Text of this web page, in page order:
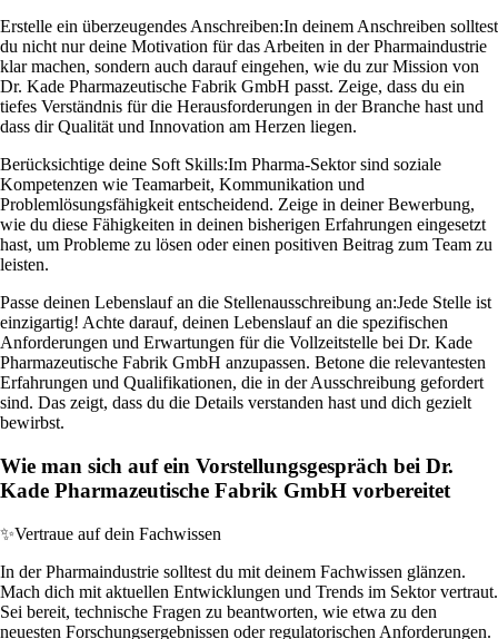
Erstelle ein überzeugendes Anschreiben:In deinem Anschreiben solltest
du nicht nur deine Motivation für das Arbeiten in der Pharmaindustrie
klar machen, sondern auch darauf eingehen, wie du zur Mission von
Dr. Kade Pharmazeutische Fabrik GmbH passt. Zeige, dass du ein
tiefes Verständnis für die Herausforderungen in der Branche hast und
dass dir Qualität und Innovation am Herzen liegen.
Berücksichtige deine Soft Skills:Im Pharma-Sektor sind soziale
Kompetenzen wie Teamarbeit, Kommunikation und
Problemlösungsfähigkeit entscheidend. Zeige in deiner Bewerbung,
wie du diese Fähigkeiten in deinen bisherigen Erfahrungen eingesetzt
hast, um Probleme zu lösen oder einen positiven Beitrag zum Team zu
leisten.
Passe deinen Lebenslauf an die Stellenausschreibung an:Jede Stelle ist
einzigartig! Achte darauf, deinen Lebenslauf an die spezifischen
Anforderungen und Erwartungen für die Vollzeitstelle bei Dr. Kade
Pharmazeutische Fabrik GmbH anzupassen. Betone die relevantesten
Erfahrungen und Qualifikationen, die in der Ausschreibung gefordert
sind. Das zeigt, dass du die Details verstanden hast und dich gezielt
bewirbst.
Wie man sich auf ein Vorstellungsgespräch bei Dr.
Kade Pharmazeutische Fabrik GmbH vorbereitet
✨Vertraue auf dein Fachwissen
In der Pharmaindustrie solltest du mit deinem Fachwissen glänzen.
Mach dich mit aktuellen Entwicklungen und Trends im Sektor vertraut.
Sei bereit, technische Fragen zu beantworten, wie etwa zu den
neuesten Forschungsergebnissen oder regulatorischen Anforderungen.